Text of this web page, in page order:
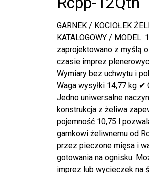
GARNEK / KOCIOŁEK
KATALOGOWY /
zaprojektowano z myślą
czasie imprez
Wymiary bez uchwytu i
Waga wysyłki 14,77 kg ✔
Jedno uniwersalne
konstrukcja z żeliwa
pojemność 10,75 l
garnkowi żeliwnemu od
przez pieczone mięsa i
gotowania na ognisku.
imprez lub wycieczek na